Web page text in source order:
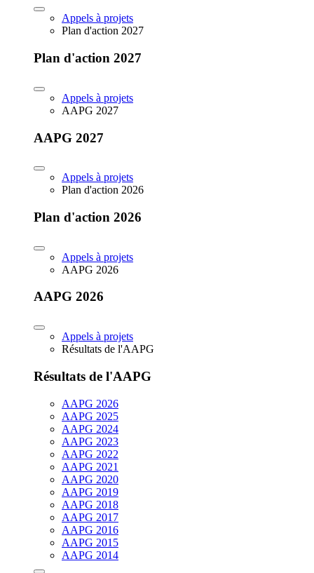
Appels à projets
Plan d'action 2027
Plan d'action 2027
Appels à projets
AAPG 2027
AAPG 2027
Appels à projets
Plan d'action 2026
Plan d'action 2026
Appels à projets
AAPG 2026
AAPG 2026
Appels à projets
Résultats de l'AAPG
Résultats de l'AAPG
AAPG 2026
AAPG 2025
AAPG 2024
AAPG 2023
AAPG 2022
AAPG 2021
AAPG 2020
AAPG 2019
AAPG 2018
AAPG 2017
AAPG 2016
AAPG 2015
AAPG 2014